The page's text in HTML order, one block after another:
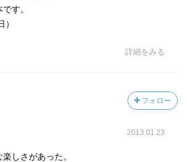
す。
詳細をみる
フォロー
2013.01.23
しさがあった。